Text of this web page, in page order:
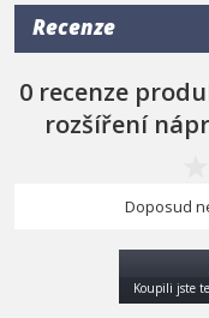
Recenze
0 recenze
rozšíření
Doposud
Koupili jste